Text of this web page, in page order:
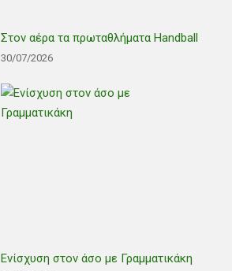
Στον αέρα τα πρωταθλήματα Handball
30/07/2026
Ενίσχυση στον άσο με Γραμματικάκη